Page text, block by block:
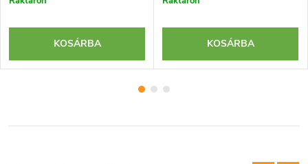
KOSÁRBA KOSÁRBA